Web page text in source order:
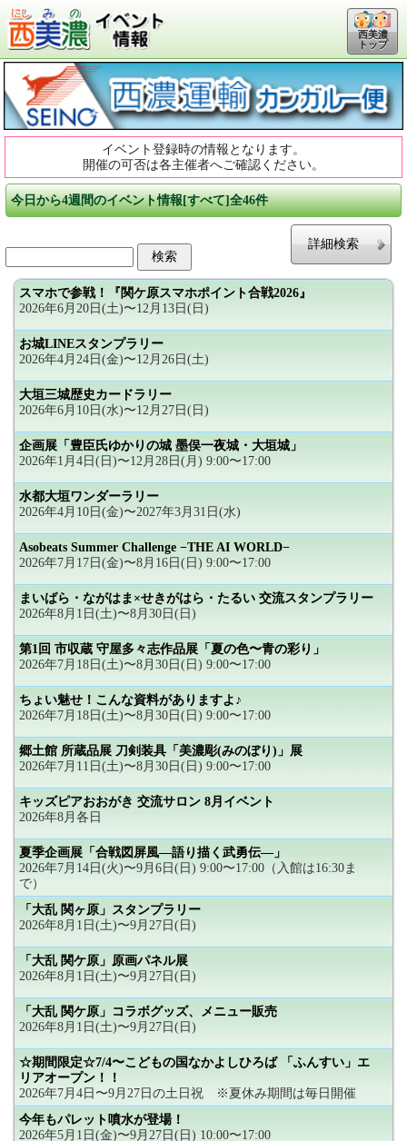
西美濃
トップ
イベント登録時の情報となります。
開催の可否は各主催者へご確認ください。
今日から4週間のイベント情報[すべて]全46件
詳細検索
スマホで参戦！『関ケ原スマホポイント合戦2026』
2026年6月20日(土)〜12月13日(日)
お城LINEスタンプラリー
2026年4月24日(金)〜12月26日(土)
大垣三城歴史カードラリー
2026年6月10日(水)〜12月27日(日)
企画展「豊臣氏ゆかりの城 墨俣一夜城・大垣城」
2026年1月4日(日)〜12月28日(月) 9:00〜17:00
水都大垣ワンダーラリー
2026年4月10日(金)〜2027年3月31日(水)
Asobeats Summer Challenge −THE AI WORLD−
2026年7月17日(金)〜8月16日(日) 9:00〜17:00
まいばら・ながはま×せきがはら・たるい 交流スタンプラリー
2026年8月1日(土)〜8月30日(日)
第1回 市収蔵 守屋多々志作品展「夏の色〜青の彩り」
2026年7月18日(土)〜8月30日(日) 9:00〜17:00
ちょい魅せ！こんな資料がありますよ♪
2026年7月18日(土)〜8月30日(日) 9:00〜17:00
郷土館 所蔵品展 刀剣装具「美濃彫(みのぼり)」展
2026年7月11日(土)〜8月30日(日) 9:00〜17:00
キッズピアおおがき 交流サロン 8月イベント
2026年8月各日
夏季企画展「合戦図屏風―語り描く武勇伝―」
2026年7月14日(火)〜9月6日(日) 9:00〜17:00（入館は16:30ま
で）
「大乱 関ヶ原」スタンプラリー
2026年8月1日(土)〜9月27日(日)
「大乱 関ケ原」原画パネル展
2026年8月1日(土)〜9月27日(日)
「大乱 関ケ原」コラボグッズ、メニュー販売
2026年8月1日(土)〜9月27日(日)
☆期間限定☆7/4〜こどもの国なかよしひろば 「ふんすい」エ
リアオープン！！
2026年7月4日〜9月27日の土日祝 ※夏休み期間は毎日開催
今年もパレット噴水が登場！
2026年5月1日(金)〜9月27日(日) 10:00〜17:00